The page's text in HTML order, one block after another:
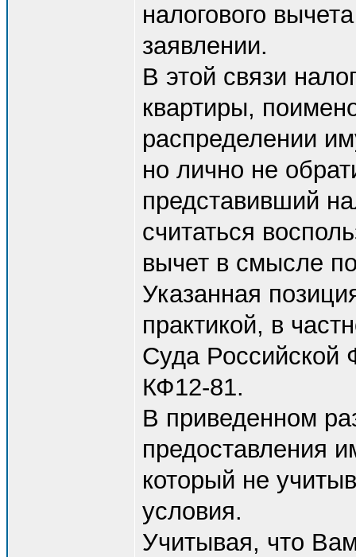
налогового
заявлении.
В этой связи
квартиры,
распределении
но лично не
представивший
считаться
вычет в смысле
Указанная
практикой, в
Суда Российской
КФ12-81.
В приведенном
предоставления
который не
условия.
Учитывая, что